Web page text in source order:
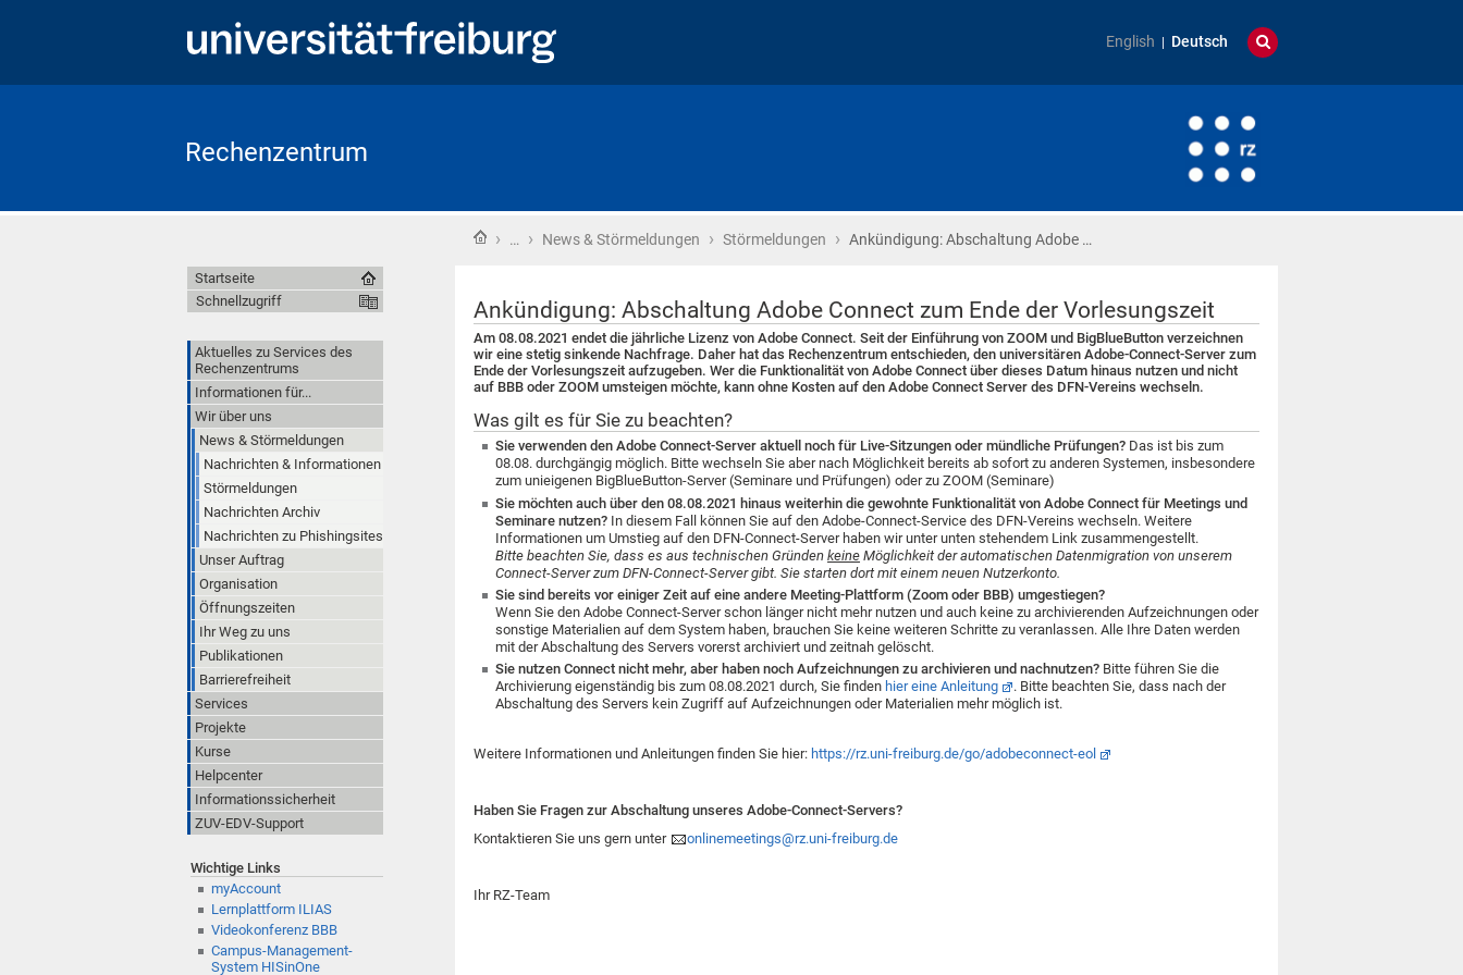
English Deutsch
Rechenzentrum
Startseite
› … › News & Störmeldungen › Störmeldungen › Ankündigung: Abschaltung Adobe …
Ankündigung: Abschaltung Adobe Connect zum Ende der Vorlesungszeit
Am 08.08.2021 endet die jährliche Lizenz von Adobe Connect. Seit der Einführung von ZOOM und BigBlueButton verzeichnen
wir eine stetig sinkende Nachfrage. Daher hat das Rechenzentrum entschieden, den universitären Adobe-Connect-Server zum
Ende der Vorlesungszeit aufzugeben. Wer die Funktionalität von Adobe Connect über dieses Datum hinaus nutzen und nicht
auf BBB oder ZOOM umsteigen möchte, kann ohne Kosten auf den Adobe Connect Server des DFN-Vereins wechseln.
Was gilt es für Sie zu beachten?
Sie verwenden den Adobe Connect-Server aktuell noch für Live-Sitzungen oder mündliche Prüfungen? Das ist bis zum
08.08. durchgängig möglich. Bitte wechseln Sie aber nach Möglichkeit bereits ab sofort zu anderen Systemen, insbesondere
zum unieigenen BigBlueButton-Server (Seminare und Prüfungen) oder zu ZOOM (Seminare)
Sie möchten auch über den 08.08.2021 hinaus weiterhin die gewohnte Funktionalität von Adobe Connect für Meetings und
Seminare nutzen? In diesem Fall können Sie auf den Adobe-Connect-Service des DFN-Vereins wechseln. Weitere
Informationen um Umstieg auf den DFN-Connect-Server haben wir unter unten stehendem Link zusammengestellt.
Bitte beachten Sie, dass es aus technischen Gründenkeine Möglichkeit der automatischen Datenmigration von unserem
Connect-Server zum DFN-Connect-Server gibt. Sie starten dort mit einem neuen Nutzerkonto.
Sie sind bereits vor einiger Zeit auf eine andere Meeting-Plattform (Zoom oder BBB) umgestiegen?
Wenn Sie den Adobe Connect-Server schon länger nicht mehr nutzen und auch keine zu archivierenden Aufzeichnungen oder
sonstige Materialien auf dem System haben, brauchen Sie keine weiteren Schritte zu veranlassen. Alle Ihre Daten werden
mit der Abschaltung des Servers vorerst archiviert und zeitnah gelöscht.
Sie nutzen Connect nicht mehr, aber haben noch Aufzeichnungen zu archivieren und nachnutzen? Bitte führen Sie die
Archivierung eigenständig bis zum 08.08.2021 durch, Sie finden hier eine Anleitung
. Bitte beachten Sie, dass nach der
Abschaltung des Servers kein Zugriff auf Aufzeichnungen oder Materialien mehr möglich ist.
Weitere Informationen und Anleitungen finden Sie hier: https://rz.uni-freiburg.de/go/adobeconnect-eol
Haben Sie Fragen zur Abschaltung unseres Adobe-Connect-Servers?
Kontaktieren Sie uns gern unter
onlinemeetings@rz.uni-freiburg.de
Ihr RZ-Team
Startseite
Schnellzugriff
Aktuelles zu Services des
Rechenzentrums
Informationen für...
Wir über uns
News & Störmeldungen
Nachrichten & Informationen
Störmeldungen
Nachrichten Archiv
Nachrichten zu Phishingsites
Unser Auftrag
Organisation
Öffnungszeiten
Ihr Weg zu uns
Publikationen
Barrierefreiheit
Services
Projekte
Kurse
Helpcenter
Informationssicherheit
ZUV-EDV-Support
Wichtige Links
myAccount
Lernplattform ILIAS
Videokonferenz BBB
Campus-Management-
System HISinOne